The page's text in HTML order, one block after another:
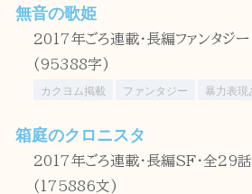
無音の歌姫
2017年ごろ連載・長編ファンタジ
(95388字)
カクヨム掲載 ファンタジー 暴力表現
箱庭のクロニスタ
2017年ごろ連載・長編SF・全29話
(175886文)